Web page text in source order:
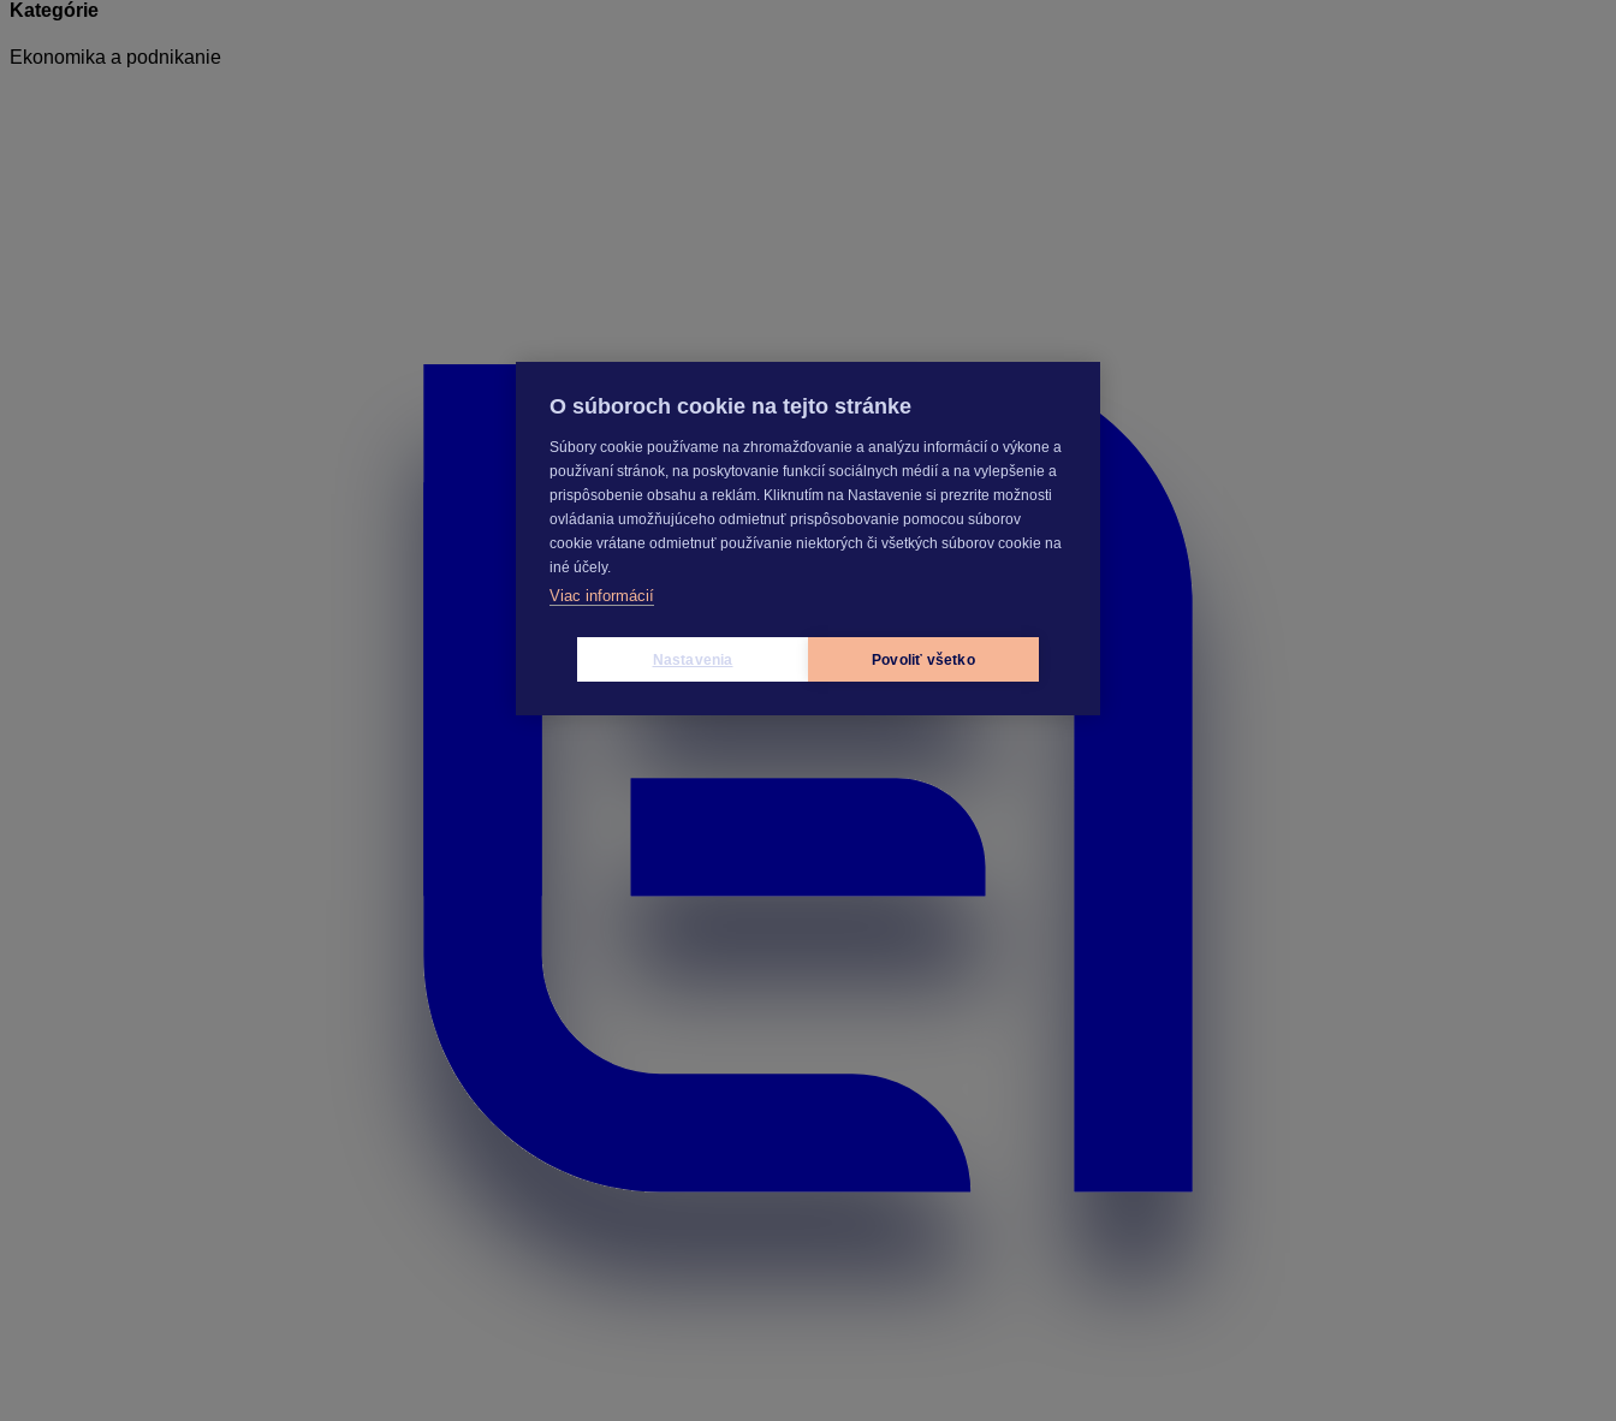
Kategórie
Ekonomika a podnikanie
O súboroch cookie na tejto stránke
Súbory cookie používame na zhromažďovanie a analýzu informácií o výkone a
používaní stránok, na poskytovanie funkcií sociálnych médií a na vylepšenie a
prispôsobenie obsahu a reklám. Kliknutím na Nastavenie si prezrite možnosti
ovládania umožňujúceho odmietnuť prispôsobovanie pomocou súborov
cookie vrátane odmietnuť používanie niektorých či všetkých súborov cookie na
iné účely.
Viac informácií
Nastavenia Povoliť všetko